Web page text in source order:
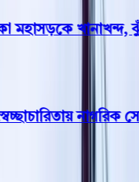
খানাখন্দ,
নাগরিক সেবা